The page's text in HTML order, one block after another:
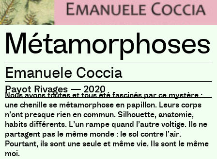
Métamorphoses
Emanuele Coccia
Payot Rivages — 2020
Nous avons toutes et tous été fascinés par ce mystère :
une chenille se métamorphose en papillon. Leurs corps
n’ont presque rien en commun. Silhouette, anatomie,
habits différents. L’un rampe quand l’autre voltige. Ils ne
partagent pas le même monde : le sol contre l’air.
Pourtant, ils sont une seule et même vie. Ils sont le même
moi.